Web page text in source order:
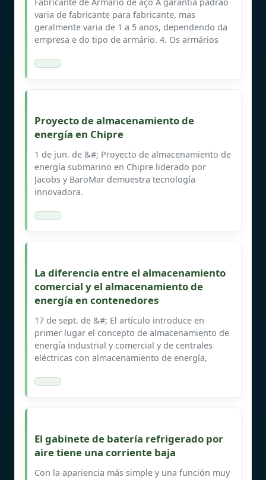
varia de fabricante para fabricante, mas
geralmente varia de 1 a 5 anos, dependendo da
empresa e do tipo de armário. 4. Os armários
Proyecto de almacenamiento de
energía en Chipre
1 de jun. de &#; Proyecto de almacenamiento de
energía submarino en Chipre liderado por
Jacobs y BaroMar demuestra tecnología
innovadora.
La diferencia entre el almacenamiento
comercial y el almacenamiento de
energía en contenedores
17 de sept. de &#; El artículo introduce en
primer lugar el concepto de almacenamiento de
energía industrial y comercial y de centrales
eléctricas con almacenamiento de energía,
El gabinete de batería refrigerado por
aire tiene una corriente baja
Con la apariencia más simple y una función muy